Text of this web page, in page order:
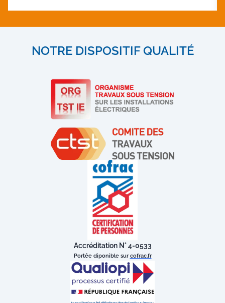
NOTRE DISPOSITIF QUALITÉ
Accréditation N° 4-0533
Portée diponible sur cofrac.fr